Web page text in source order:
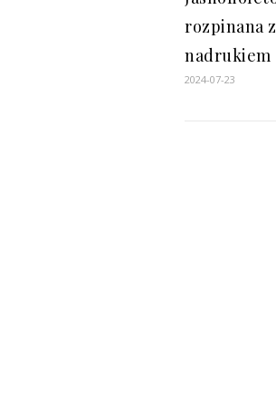
rozpinana z
nadrukiem
2024-07-23